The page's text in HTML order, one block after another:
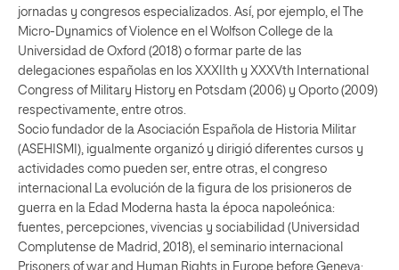
jornadas y congresos especializados. Así, por ejemplo, el The
Micro-Dynamics of Violence en el Wolfson College de la
Universidad de Oxford (2018) o formar parte de las
delegaciones españolas en los XXXIIth y XXXVth International
Congress of Military History en Potsdam (2006) y Oporto (2009)
respectivamente, entre otros.
Socio fundador de la Asociación Española de Historia Militar
(ASEHISMI), igualmente organizó y dirigió diferentes cursos y
actividades como pueden ser, entre otras, el congreso
internacional La evolución de la figura de los prisioneros de
guerra en la Edad Moderna hasta la época napoleónica:
fuentes, percepciones, vivencias y sociabilidad (Universidad
Complutense de Madrid, 2018), el seminario internacional
Prisoners of war and Human Rights in Europe before Geneva: